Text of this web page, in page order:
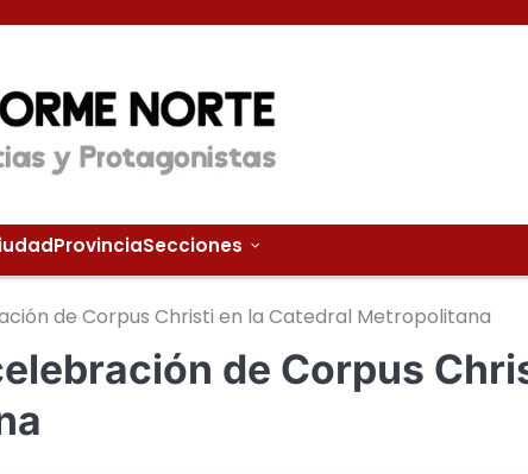
ProvinciaSecciones
de Corpus Christi en la Catedral Metropolitana
de Corpus